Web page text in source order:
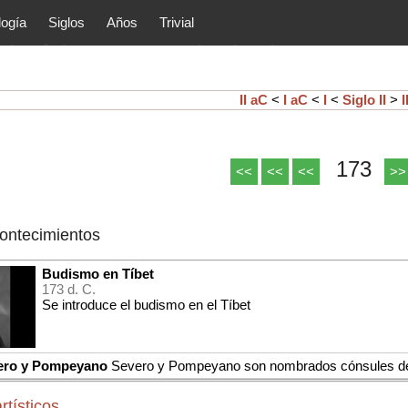
y principales
arte, cultura, etc.) de la
Siglos Años Trivial
II aC < I aC < I < Siglo II >
<< << << 173 >>
Budismo en Tíbet
173 d. C.
Se introduce el budismo en el Tíbet
y Pompeyano Severo y Pompeyano son nombrados cónsules